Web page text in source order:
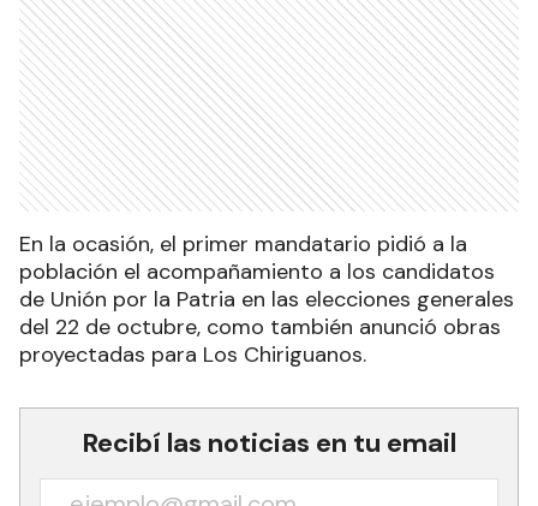
En la ocasión, el primer mandatario pidió a la
población el acompañamiento a los candidatos
de Unión por la Patria en las elecciones generales
del 22 de octubre, como también anunció obras
proyectadas para Los Chiriguanos.
Recibí las noticias en tu email